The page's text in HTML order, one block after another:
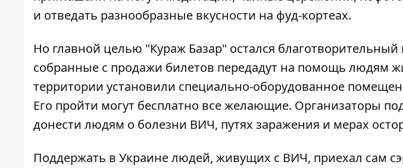
и отведать разнообразные вкусности на фуд-кортеах.
Но главной целью "Кураж Базар" остался благотворительный
собранные с продажи билетов передадут на помощь людям
территории установили специально-оборудованное
Его пройти могут бесплатно все желающие. Организаторы
донести людям о болезни ВИЧ, путях заражения и мерах
Поддержать в Украине людей, живущих с ВИЧ, приехал сам